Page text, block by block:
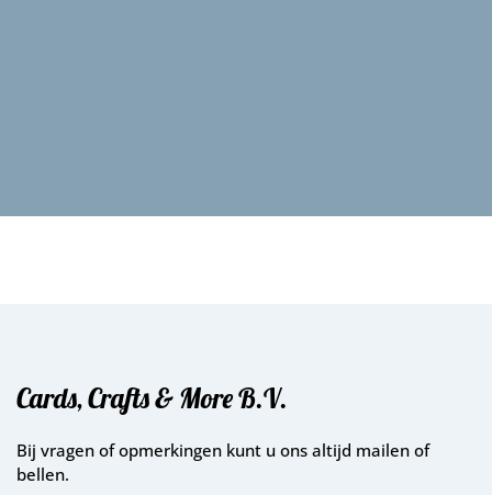
Cards, Crafts & More B.V.
Bij vragen of opmerkingen kunt u ons altijd mailen of
bellen.